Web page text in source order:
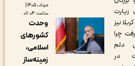
مرداد, ۱۴۰۵ |
وحدت
کشورهای
اسلامی،
زمینه‌ساز